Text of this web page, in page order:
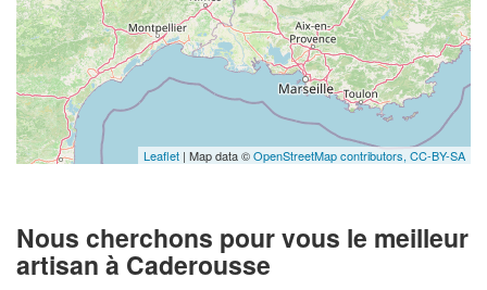
Leaflet | Map data ©OpenStreetMap contributors, CC-BY-SA
Nous cherchons pour vous le meilleur
artisan à Caderousse